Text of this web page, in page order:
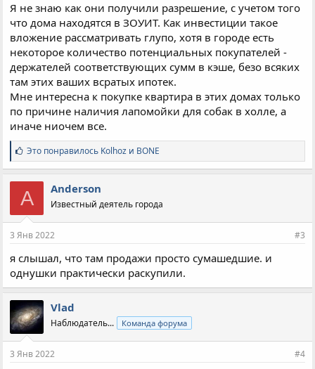
Я не знаю как они получили разрешение, с учетом того
что дома находятся в ЗОУИТ. Как инвестиции такое
вложение рассматривать глупо, хотя в городе есть
некоторое количество потенциальных покупателей -
держателей соответствующих сумм в кэше, безо всяких
там этих ваших всратых ипотек.
Мне интересна к покупке квартира в этих домах только
по причине наличия лапомойки для собак в холле, а
иначе ниочем все.
С
и
м
п
а
т
и
:
Это понравилось Kolhoz и BONE
A Anderson
Известный деятель города
3 Янв 2022 #3
я слышал, что там продажи просто сумашедшие. и
однушки практически раскупили.
Vlad
Наблюдатель... Команда форума
3 Янв 2022 #4